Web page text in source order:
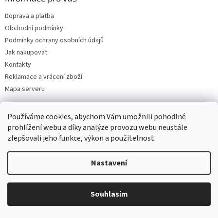
Používáme cookies, abychom Vám umožnili pohodlné
prohlížení webu a díky analýze provozu webu neustále
zlepšovali jeho funkce, výkon a použitelnost.
Nastavení
Souhlasím
Doprava a platba
Obchodní podmínky
Podmínky ochrany osobních údajů
Jak nakupovat
Kontakty
Reklamace a vrácení zboží
Mapa serveru
Odebírat newsletter
Vložte svůj e-mail a my vám budeme zasílat informace o nových
produktech na našem e-shopu.
E-mail
Vložením e-mailu souhlasíte spodmínkami ochrany osobních údajů